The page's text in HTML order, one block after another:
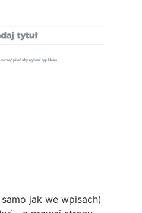
jak we wpisach)